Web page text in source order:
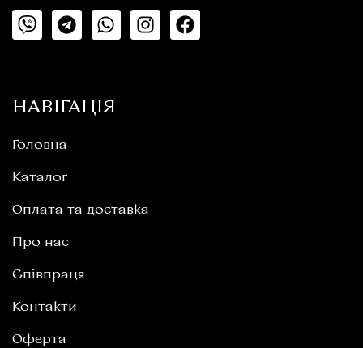
НАВІГАЦІЯ
Головна
Каталог
Оплата та доставка
Про нас
Співпраця
Контакти
Оферта